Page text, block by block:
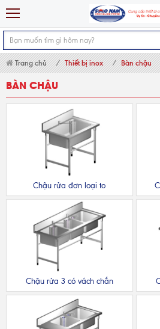
Trang chủ Thiết bị inox Bàn chậu
BÀN CHẬU
Chậu rửa đơn loại to
Chậu rửa 3 có vách chắn